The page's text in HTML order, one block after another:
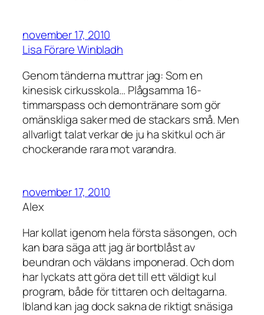
november 17, 2010
Lisa Förare Winbladh
Genom tänderna muttrar jag: Som en
kinesisk cirkusskola… Plågsamma 16-
timmarspass och demontränare som gör
omänskliga saker med de stackars små. Men
allvarligt talat verkar de ju ha skitkul och är
chockerande rara mot varandra.
november 17, 2010
Alex
Har kollat igenom hela första säsongen, och
kan bara säga att jag är bortblåst av
beundran och väldans imponerad. Och dom
har lyckats att göra det till ett väldigt kul
program, både för tittaren och deltagarna.
Ibland kan jag dock sakna de riktigt snäsiga